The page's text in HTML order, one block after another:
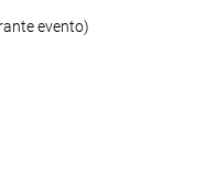
evento)